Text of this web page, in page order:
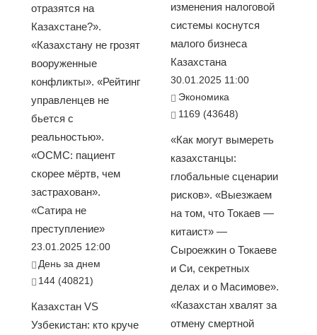
отразятся на
Казахстане?».
«Казахстану не грозят
вооруженные
конфликты». «Рейтинг
управленцев не
бьется с
реальностью».
«ОСМС: пациент
скорее мёртв, чем
застрахован».
«Сатира не
преступление»
23.01.2025 12:00
День за днем
144 (40821)
Казахстан VS
Узбекистан: кто круче
изменения налоговой
системы коснутся
малого бизнеса
Казахстана
30.01.2025 11:00
Экономика
1169 (43648)
«Как могут вымереть
казахстанцы:
глобальные сценарии
рисков». «Выезжаем
на том, что Токаев —
китаист» —
Сыроежкин о Токаеве
и Си, секретных
делах и о Масимове».
«Казахстан хвалят за
отмену смертной